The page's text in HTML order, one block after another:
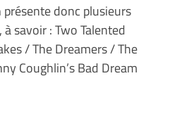
donc plusieurs
savoir : Two Talented
/ The Dreamers / The
Coughlin’s Bad Dream